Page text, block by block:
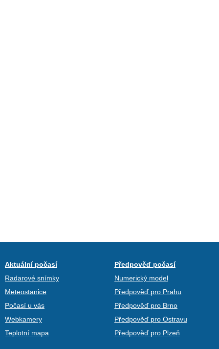
Aktuální počasí
Radarové snímky
Meteostanice
Počasí u vás
Webkamery
Teplotní mapa
Předpověď počasí
Numerický model
Předpověď pro Prahu
Předpověď pro Brno
Předpověď pro Ostravu
Předpověď pro Plzeň